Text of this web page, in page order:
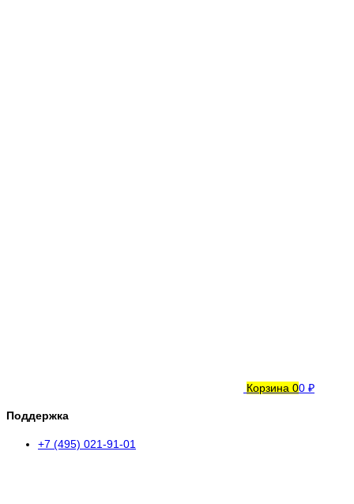
Корзина 00 ₽
Поддержка
+7 (495) 021-91-01